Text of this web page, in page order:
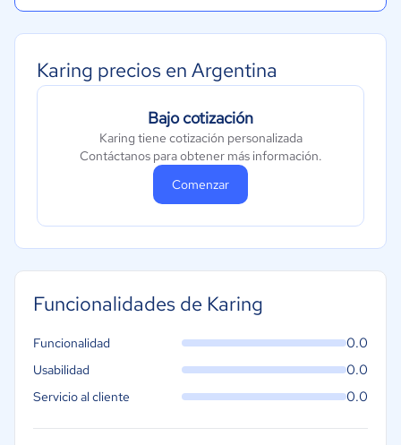
Karing precios en Argentina
Bajo cotización
Karing tiene cotización personalizada
Contáctanos para obtener más información.
Comenzar
Funcionalidades de Karing
Funcionalidad 0.0
Usabilidad 0.0
Servicio al cliente 0.0